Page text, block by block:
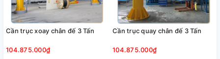
Cần trục xoay chân đế 3 Tấn
104.875.000₫
Cần trục quay chân đế 3 Tấn
104.875.000₫